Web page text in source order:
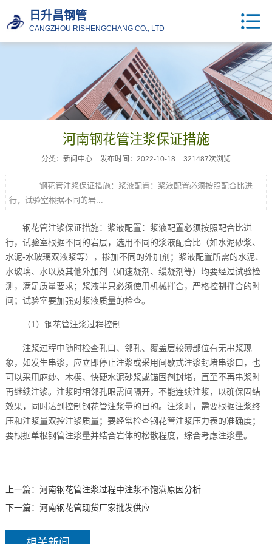
日升昌钢管
CANGZHOU RISHENGCHANG CO., LTD
河南钢花管注浆保证措施
分类：新闻中心 发布时间：2022-10-18 321487次浏览
钢花管注浆保证措施：浆液配置：浆液配置必须按照配合比进
行，试验室根据不同的岩...
钢花管注浆保证措施：浆液配置：浆液配置必须按照配合比进
行，试验室根据不同的岩层，选用不同的浆液配合比（如水泥砂浆、
水泥-水玻璃双液浆等），掺加不同的外加剂；浆液配置所需的水泥、
水玻璃、水以及其他外加剂（如速凝剂、缓凝剂等）均要经过试验检
测，满足质量要求；浆液半只必须使用机械拌合，严格控制拌合的时
间；试验室要加强对浆液质量的检查。
（1） 钢花管注浆过程控制
注浆过程中随时检查孔口、邻孔、覆盖层较薄部位有无串浆现
象，如发生串浆，应立即停止注浆或采用间歇式注浆封堵串浆口，也
可以采用麻纱、木楔、快硬水泥砂浆或锚固剂封堵，直至不再串浆时
再继续注浆。注浆时相邻孔眼需间隔开，不能连续注浆，以确保固结
效果，同时达到控制钢花管注浆量的目的。注浆时，需要根据注浆终
压和注浆量双控注浆质量；要经常检查钢花管注浆压力表的准确度；
要根据单根钢管注浆量并结合岩体的松散程度，综合考虑注浆量。
上一篇： 河南钢花管注浆过程中注浆不饱满原因分析
下一篇： 河南钢花管现货厂家批发供应